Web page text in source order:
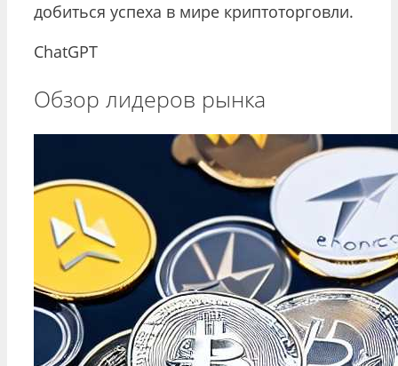
добиться успеха в мире криптоторговли.
ChatGPT
Обзор лидеров рынка